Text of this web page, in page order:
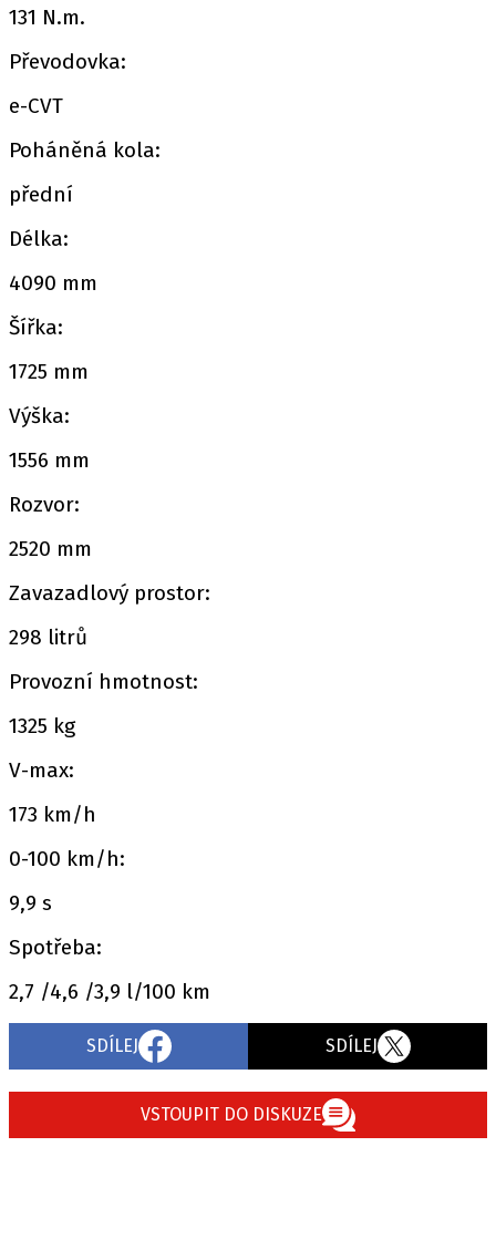
131 N.m.
Převodovka:
e-CVT
Poháněná kola:
přední
Délka:
4090 mm
Šířka:
1725 mm
Výška:
1556 mm
Rozvor:
2520 mm
Zavazadlový prostor:
298 litrů
Provozní hmotnost:
1325 kg
V-max:
173 km/h
0-100 km/h:
9,9 s
Spotřeba:
2,7 /4,6 /3,9 l/100 km
SDÍLEJ SDÍLEJ
VSTOUPIT DO DISKUZE